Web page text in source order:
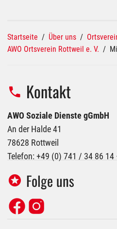
Startseite / Über uns /
AWO Ortsverein Rottweil e. V. /
Kontakt
AWO Soziale Dienste gGmbH
An der Halde 41
78628 Rottweil
Telefon: +49 (0) 741 / 34 86 14
Folge uns